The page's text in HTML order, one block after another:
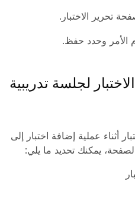
تحرير الاختبار.
الأمر وحدد حفظ.
لجلسة تدريبية
أثناء عملية إضافة اختبار إلى
يمكنك تحديد ما يلي: